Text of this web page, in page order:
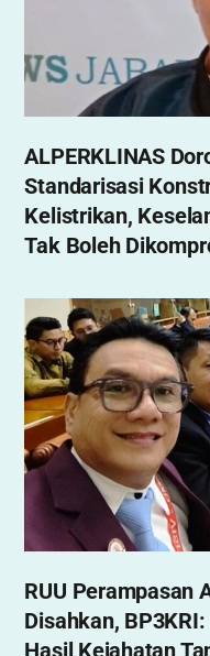
ALPERKLINAS
Standarisasi
Kelistrikan,
Tak Boleh
RUU Perampasan
Disahkan,
Hasil Kejahatan